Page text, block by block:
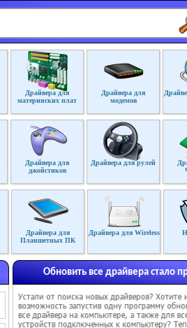
Драйвера для
материнских плат
Драйвера для
модемов
Драйвера для
джойстиков
Драйвера для рулей
Драйвера для
Планшетных ПК
Драйвера для Wireless
Обновить все драйвера стало